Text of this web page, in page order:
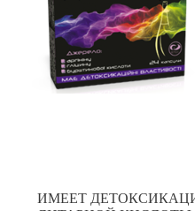
ИМЕЕТ